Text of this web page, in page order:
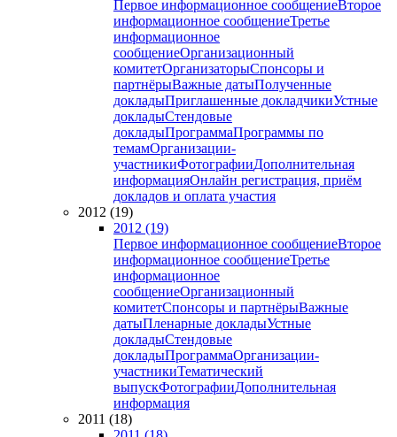
Первое информационное сообщениеВторое
информационное сообщениеТретье
информационное
сообщениеОрганизационный
комитетОрганизаторыСпонсоры и
партнёрыВажные датыПолученные
докладыПриглашенные докладчикиУстные
докладыСтендовые
докладыПрограммаПрограммы по
темамОрганизации-
участникиФотографииДополнительная
информацияОнлайн регистрация, приём
докладов и оплата участия
2012 (19)
2012 (19)
Первое информационное сообщениеВторое
информационное сообщениеТретье
информационное
сообщениеОрганизационный
комитетСпонсоры и партнёрыВажные
датыПленарные докладыУстные
докладыСтендовые
докладыПрограммаОрганизации-
участникиТематический
выпускФотографииДополнительная
информация
2011 (18)